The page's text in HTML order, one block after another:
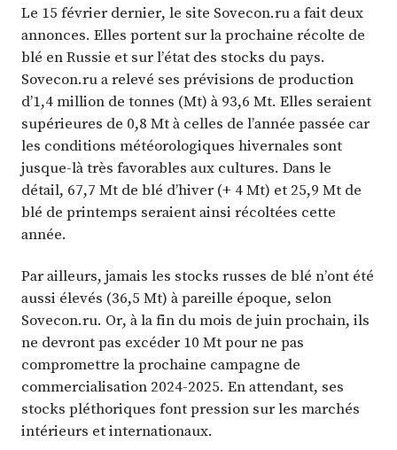
Le 15 février dernier, le site Sovecon.ru a fait deux
annonces. Elles portent sur la prochaine récolte de
blé en Russie et sur l’état des stocks du pays.
Sovecon.ru a relevé ses prévisions de production
d’1,4 million de tonnes (Mt) à 93,6 Mt. Elles seraient
supérieures de 0,8 Mt à celles de l’année passée car
les conditions météorologiques hivernales sont
jusque-là très favorables aux cultures. Dans le
détail, 67,7 Mt de blé d’hiver (+ 4 Mt) et 25,9 Mt de
blé de printemps seraient ainsi récoltées cette
année.
Par ailleurs, jamais les stocks russes de blé n’ont été
aussi élevés (36,5 Mt) à pareille époque, selon
Sovecon.ru. Or, à la fin du mois de juin prochain, ils
ne devront pas excéder 10 Mt pour ne pas
compromettre la prochaine campagne de
commercialisation 2024-2025. En attendant, ses
stocks pléthoriques font pression sur les marchés
intérieurs et internationaux.